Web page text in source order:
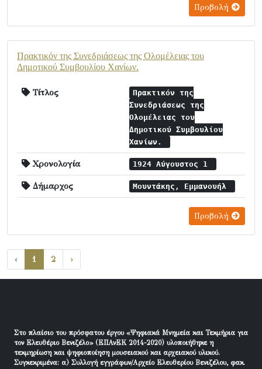
Προβολή
Πρακτικόν της Συνεδριάσεως της Ολομέλειας του
Δημοτικού Συμβουλίου Χανίων.
Τίτλος
Πρακτικόν της
Συνεδριάσεως της
Ολομέλειας του
Δημοτικού Συμβουλίου
Χανίων.
Χρονολογία 1924 Αύγουστος 1
Δήμαρχος Μουντάκης, Εμμανουήλ
Προβολή
‹ 1 2 ›
Στο πλαίσιο του πρόσφατου έργου «Ψηφιακά Μνημεία και Τεκμήρια για
τον Ελευθέριο Βενιζέλο» (ΕΠΑνΕΚ 2014-2020) υλοποιήθηκε η
τεκμηρίωση και ψηφιοποίηση μουσειακού και αρχειακού υλικού.
Συγκεκριμένα: α) Συλλογή εγγράφων/Αρχείο Ελευθερίου Βενιζέλου, φακ.